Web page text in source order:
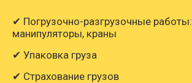
✔ Погрузочно-разгрузочные работы:
манипуляторы, краны
✔ Упаковка груза
✔ Страхование грузов